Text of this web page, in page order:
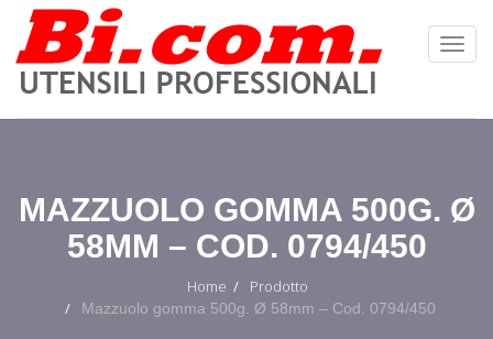
MAZZUOLO GOMMA 500G. Ø
58MM – COD. 0794/450
Home Prodotto
Mazzuolo gomma 500g. Ø 58mm – Cod. 0794/450